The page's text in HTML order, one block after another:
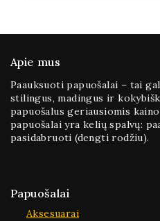
Apie mus
Paauksuoti papuošalai – tai
stilingus, madingus ir
papuošalus geriausiomis
papuošalai yra kelių spalvų:
pasidabruoti (dengti rodžiu).
Papuošalai
Aksesuarai